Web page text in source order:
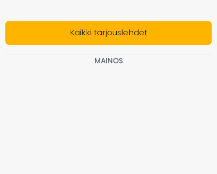
Kaikki tarjouslehdet
MAINOS